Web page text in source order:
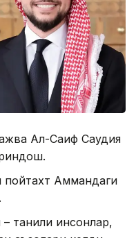
Ал-Саиф Саудия
Аммандаги
таниқли инсонлар,